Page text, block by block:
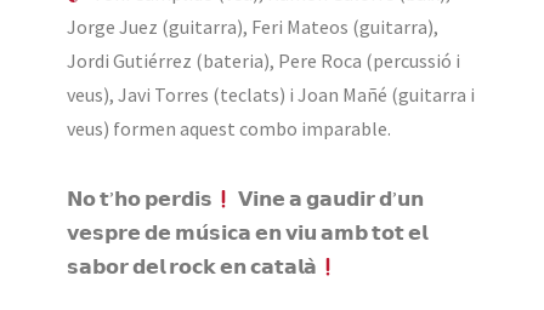
Jorge Juez (guitarra), Feri Mateos (guitarra),
Jordi Gutiérrez (bateria), Pere Roca (percussió i
veus), Javi Torres (teclats) i Joan Mañé (guitarra i
veus) formen aquest combo imparable.
𝗡𝗼 𝘁’𝗵𝗼 𝗽𝗲𝗿𝗱𝗶𝘀
𝗩𝗶𝗻𝗲 𝗮 𝗴𝗮𝘂𝗱𝗶𝗿 𝗱’𝘂𝗻
𝘃𝗲𝘀𝗽𝗿𝗲 𝗱𝗲 𝗺𝘂́𝘀𝗶𝗰𝗮 𝗲𝗻 𝘃𝗶𝘂 𝗮𝗺𝗯 𝘁𝗼𝘁 𝗲𝗹
𝘀𝗮𝗯𝗼𝗿 𝗱𝗲𝗹 𝗿𝗼𝗰𝗸 𝗲𝗻 𝗰𝗮𝘁𝗮𝗹𝗮̀